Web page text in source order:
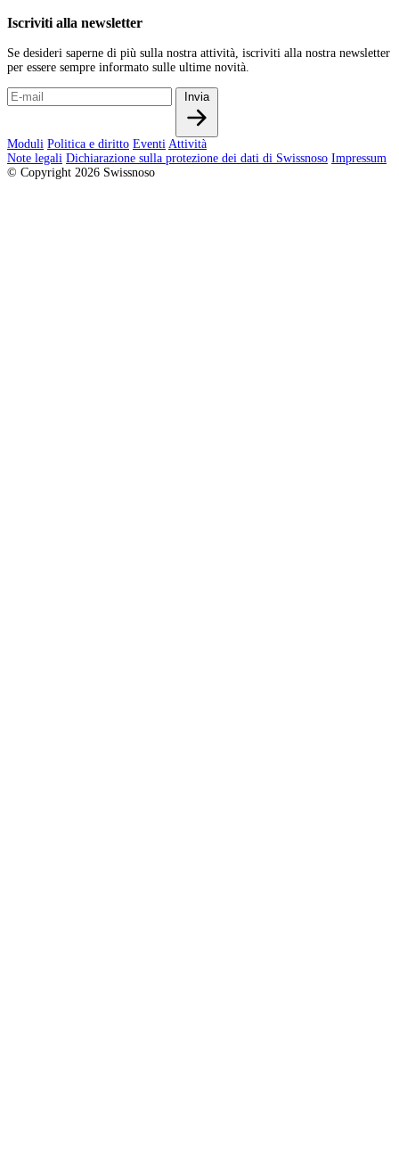
Iscriviti alla newsletter
Se desideri saperne di più sulla nostra attività, iscriviti alla nostra newsletter
per essere sempre informato sulle ultime novità.
Invia
Moduli Politica e diritto Eventi Attività
Note legali Dichiarazione sulla protezione dei dati di Swissnoso Impressum
© Copyright 2026 Swissnoso